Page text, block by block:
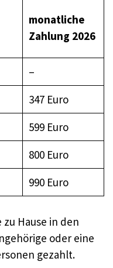
monatliche
Zahlung 2026
–
347 Euro
599 Euro
800 Euro
990 Euro
Hause in den
oder eine
gezahlt.